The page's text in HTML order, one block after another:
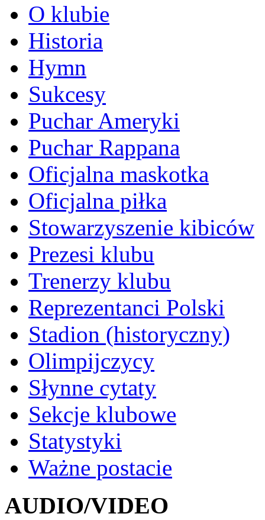
O klubie
Historia
Hymn
Sukcesy
Puchar Ameryki
Puchar Rappana
Oficjalna maskotka
Oficjalna piłka
Stowarzyszenie kibiców
Prezesi klubu
Trenerzy klubu
Reprezentanci Polski
Stadion (historyczny)
Olimpijczycy
Słynne cytaty
Sekcje klubowe
Statystyki
Ważne postacie
AUDIO/VIDEO